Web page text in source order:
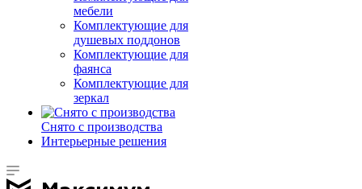
мебели
Комплектующие для
душевых поддонов
Комплектующие для
фаянса
Комплектующие для
зеркал
Снято с производства
Интерьерные решения